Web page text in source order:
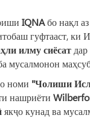
IQNAбо нақл аз
гуфтааст, ки
илму сиёсат
мусалмонон
номи "Чолиши
нашриёти
якҷо кунад ва